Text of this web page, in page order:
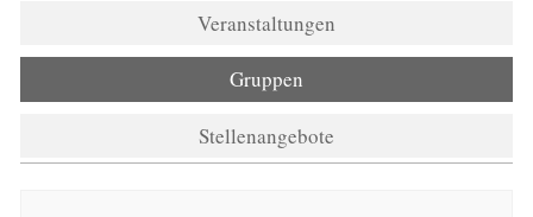
Veranstaltungen
Gruppen
Stellenangebote